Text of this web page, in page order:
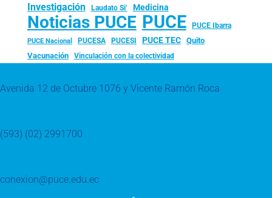
Investigación Laudato Si’ Medicina
Noticias PUCE PUCE PUCE Ibarra
PUCE Nacional PUCESA PUCESI PUCE TEC
Quito
Vacunación
Vinculación con la colectividad
Avenida 12 de Octubre 1076 y Vicente Ramón Roca
(593) (02) 2991700
conexion@puce.edu.ec